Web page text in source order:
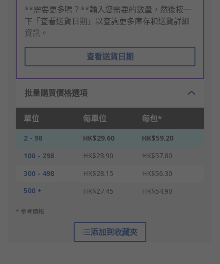
**需要更多嗎？**輸入您需要的數量，然後按一
下「查看送貨日期」以查詢更多庫存和送貨詳細
資訊。
查看送貨日期
批量購買價格選項
單位 每單位 每包*
2 - 98 HK$29.60
HK$59.20
100 - 298
HK$28.90
HK$57.80
300 - 498
HK$28.15
HK$56.30
500 +
HK$27.45 HK$54.90
* 參考價格
添加到收藏夾